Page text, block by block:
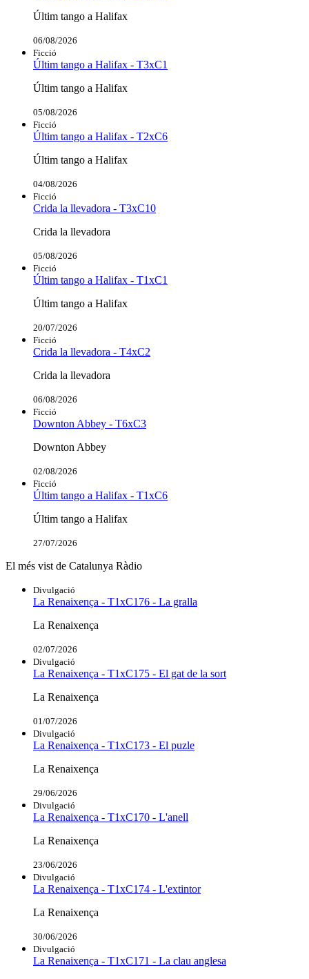
Últim tango a Halifax
06/08/2026
Ficció
Últim tango a Halifax - T3xC1
Últim tango a Halifax
05/08/2026
Ficció
Últim tango a Halifax - T2xC6
Últim tango a Halifax
04/08/2026
Ficció
Crida la llevadora - T3xC10
Crida la llevadora
05/08/2026
Ficció
Últim tango a Halifax - T1xC1
Últim tango a Halifax
20/07/2026
Ficció
Crida la llevadora - T4xC2
Crida la llevadora
06/08/2026
Ficció
Downton Abbey - T6xC3
Downton Abbey
02/08/2026
Ficció
Últim tango a Halifax - T1xC6
Últim tango a Halifax
27/07/2026
El més vist de Catalunya Ràdio
Divulgació
La Renaixença - T1xC176 - La gralla
La Renaixença
02/07/2026
Divulgació
La Renaixença - T1xC175 - El gat de la sort
La Renaixença
01/07/2026
Divulgació
La Renaixença - T1xC173 - El puzle
La Renaixença
29/06/2026
Divulgació
La Renaixença - T1xC170 - L'anell
La Renaixença
23/06/2026
Divulgació
La Renaixença - T1xC174 - L'extintor
La Renaixença
30/06/2026
Divulgació
La Renaixença - T1xC171 - La clau anglesa